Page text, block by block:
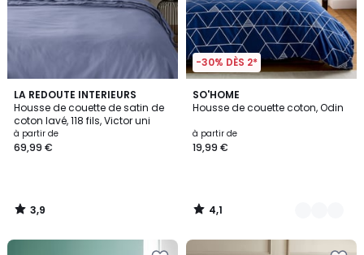
LA REDOUTE INTERIEURS
Housse de couette de satin de
coton lavé, 118 fils, Victor uni
à partir de
69,99 €
3,9
/ 5
3,9
/
-30% DÈS 2*
SO'HOME
Housse de couette coton, Odin
à partir de
19,99 €
4,1
/ 5
2
Couleurs
4,1
/